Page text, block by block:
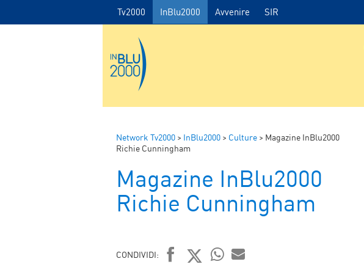
Tv2000 InBlu2000 Avvenire SIR
Network Tv2000 > InBlu2000 > Culture > Magazine InBlu2000
Richie Cunningham
Magazine InBlu2000
Richie Cunningham
CONDIVIDI: